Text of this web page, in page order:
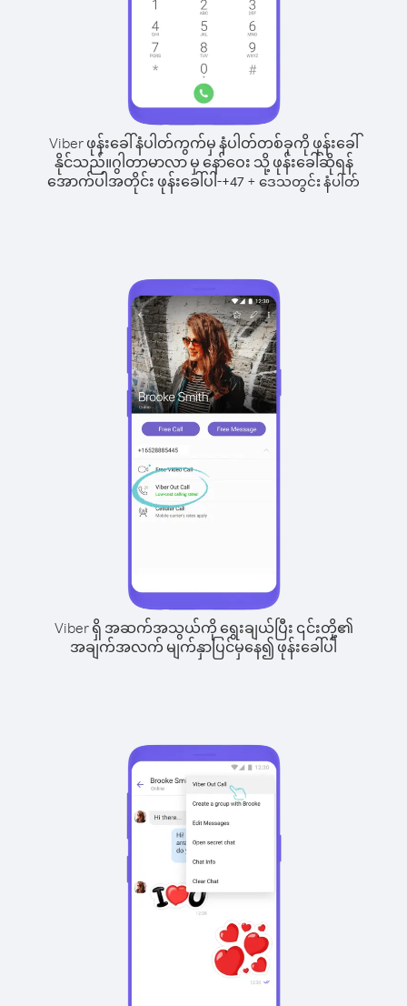
Viber ဖုန်းခေါ်နံပါတ်ကွက်မှ နံပါတ်တစ်ခုကို ဖုန်းခေါ်
နိုင်သည်။ဂွါတာမာလာ မှ နော်ဝေး သို့ ဖုန်းခေါ်ဆိုရန်
အောက်ပါအတိုင်း ဖုန်းခေါ်ပါ-+47 + ဒေသတွင်း နံပါတ်
Viber ရှိ အဆက်အသွယ်ကို ရွေးချယ်ပြီး ၎င်းတို့၏
အချက်အလက် မျက်နှာပြင်မှနေ၍ ဖုန်းခေါ်ပါ